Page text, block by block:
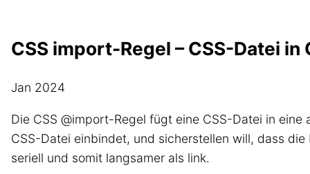
CSS import-Regel – CSS-Datei
Jan 2024
Die CSS @import-Regel fügt eine CSS-Datei in
CSS-Datei einbindet, und sicherstellen will, dass
seriell und somit langsamer als link.